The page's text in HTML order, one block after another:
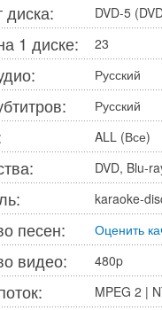
DVD-5
1 диске: 23
Русский
Русский
ALL (Все)
DVD, Blu-
karaoke-
песен: Оценить
видео: 480p
MPEG 2 |